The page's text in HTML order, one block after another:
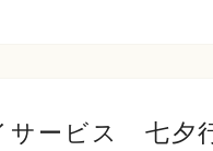
良
サービス 七夕